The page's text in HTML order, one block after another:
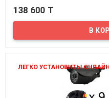
В наличии
Представляем вашему
видеонаблюдения на 12 камер.
подключении и не требуют
138 600 T
ЛЕГКО УСТАНОВИТЬ!